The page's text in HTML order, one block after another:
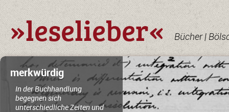
»leselieber« Bücher |
merkwürdig
In der Buchhandlung
begegnen sich
unterschiedliche Zeiten und